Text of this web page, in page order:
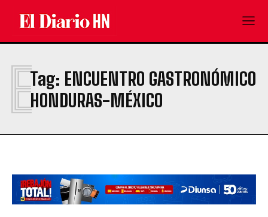
Tag: ENCUENTRO GASTRONÓMICO
HONDURAS-MÉXICO
E